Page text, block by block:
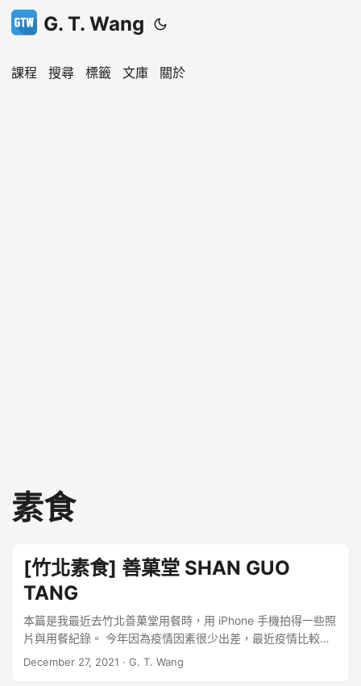
G. T. Wang
課程 搜尋 標籤 文庫 關於
素食
[竹北素食] 善菓堂 SHAN GUO
TANG
本篇是我最近去竹北善菓堂用餐時，用 iPhone 手機拍得一些照
片與用餐紀錄。 今年因為疫情因素很少出差，最近疫情比較緩
和，趁著有機會出差去新竹的時候，跟同事去竹北莊敬南路上
December 27, 2021 · G. T. Wang